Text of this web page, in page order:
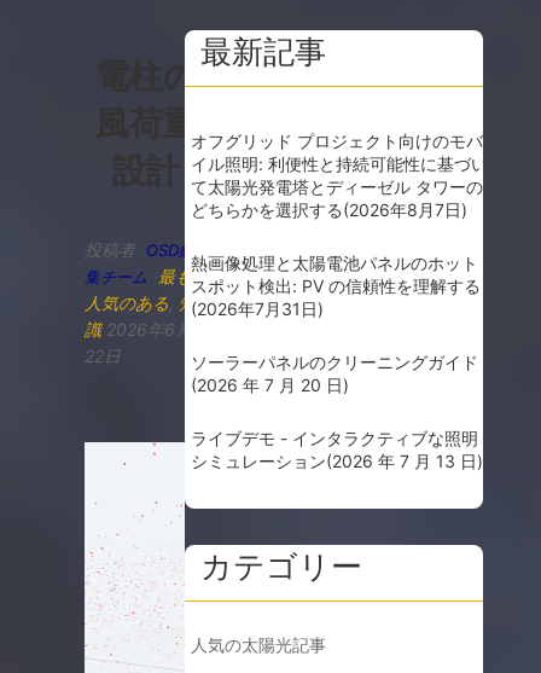
電柱の
風荷重
設計
投稿者 OSD編
集チーム
最も
人気のある
知
識 2026年6月
22日
最新記事
オフグリッド プロジェクト向けのモバ
イル照明: 利便性と持続可能性に基づい
て太陽光発電塔とディーゼル タワーの
どちらかを選択する(2026年8月7日)
熱画像処理と太陽電池パネルのホット
スポット検出: PV の信頼性を理解する
(2026年7月31日)
ソーラーパネルのクリーニングガイド
(2026 年 7 月 20 日)
ライブデモ - インタラクティブな照明
シミュレーション(2026 年 7 月 13 日)
カテゴリー
人気の太陽光記事